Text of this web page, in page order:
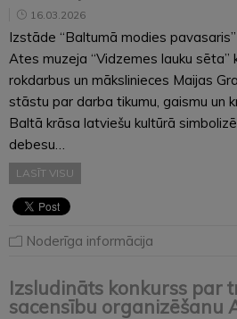
16.03.2026
Izstāde “Baltumā modies
Ates muzeja “Vidzemes lauku
rokdarbus un mākslinieces Maijas
stāstu par darba tikumu, gaismu un
Baltā krāsa latviešu kultūrā
debesu…
LASĪT VISU
Noderīga informācija
Izsludināts konkurss par
sacensību organizēšanu